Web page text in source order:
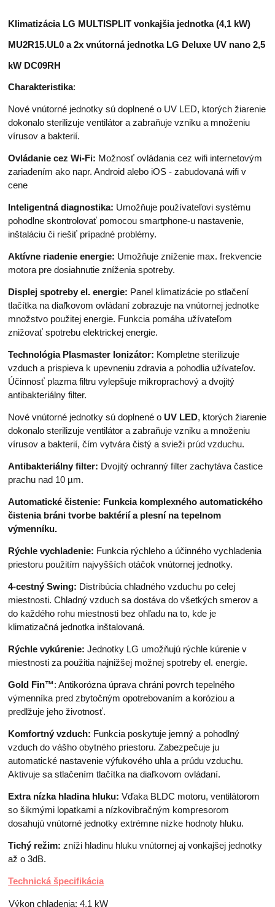
Klimatizácia LG MULTISPLIT vonkajšia jednotka (4,1 kW)
MU2R15.UL0 a 2x vnútorná jednotka LG Deluxe UV nano 2,5
kW DC09RH
Charakteristika:
Nové vnútorné jednotky sú doplnené o UV LED, ktorých žiarenie
dokonalo sterilizuje ventilátor a zabraňuje vzniku a množeniu
vírusov a bakterií.
Ovládanie cez Wi-Fi: Možnosť ovládania cez wifi internetovým
zariadením ako napr. Android alebo iOS - zabudovaná wifi v
cene
Inteligentná diagnostika: Umožňuje používateľovi systému
pohodlne skontrolovať pomocou smartphone-u nastavenie,
inštaláciu či riešiť prípadné problémy.
Aktívne riadenie energie: Umožňuje zníženie max. frekvencie
motora pre dosiahnutie zníženia spotreby.
Displej spotreby el. energie: Panel klimatizácie po stlačení
tlačítka na diaľkovom ovládaní zobrazuje na vnútornej jednotke
množstvo použitej energie. Funkcia pomáha užívateľom
znižovať spotrebu elektrickej energie.
Technológia Plasmaster Ionizátor: Kompletne sterilizuje
vzduch a prispieva k upevneniu zdravia a pohodlia užívateľov.
Účinnosť plazma filtru vylepšuje mikroprachový a dvojitý
antibakteriálny filter.
Nové vnútorné jednotky sú doplnené o UV LED, ktorých žiarenie
dokonalo sterilizuje ventilátor a zabraňuje vzniku a množeniu
vírusov a bakterií, čím vytvára čistý a svieži prúd vzduchu.
Antibakteriálny filter: Dvojitý ochranný filter zachytáva častice
prachu nad 10 µm.
Automatické čistenie: Funkcia komplexného automatického
čistenia bráni tvorbe baktérií a plesní na tepelnom
výmenníku.
Rýchle vychladenie: Funkcia rýchleho a účinného vychladenia
priestoru použitím najvyšších otáčok vnútornej jednotky.
4-cestný Swing: Distribúcia chladného vzduchu po celej
miestnosti. Chladný vzduch sa dostáva do všetkých smerov a
do každého rohu miestnosti bez ohľadu na to, kde je
klimatizačná jednotka inštalovaná.
Rýchle vykúrenie: Jednotky LG umožňujú rýchle kúrenie v
miestnosti za použitia najnižšej možnej spotreby el. energie.
Gold Fin™: Antikorózna úprava chráni povrch tepelného
výmenníka pred zbytočným opotrebovaním a koróziou a
predlžuje jeho životnosť.
Komfortný vzduch: Funkcia poskytuje jemný a pohodlný
vzduch do vášho obytného priestoru. Zabezpečuje ju
automatické nastavenie výfukového uhla a prúdu vzduchu.
Aktivuje sa stlačením tlačítka na diaľkovom ovládaní.
Extra nízka hladina hluku: Vďaka BLDC motoru, ventilátorom
so šikmými lopatkami a nízkovibračným kompresorom
dosahujú vnútorné jednotky extrémne nízke hodnoty hluku.
Tichý režim: zníži hladinu hluku vnútornej aj vonkajšej jednotky
až o 3dB.
Technická špecifikácia
Výkon chladenia: 4,1 kW